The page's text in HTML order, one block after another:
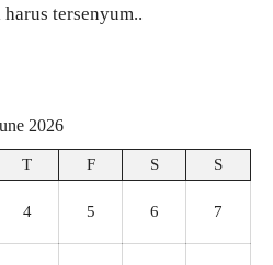
tersenyum..
2026
T F S S
4 5 6 7